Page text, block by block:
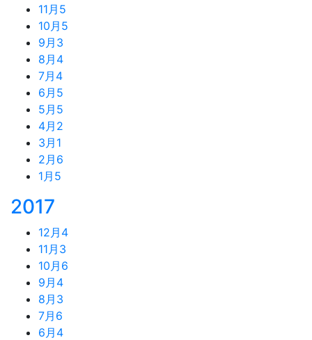
11月 5
10月 5
9月 3
8月 4
7月 4
6月 5
5月 5
4月 2
3月 1
2月 6
1月 5
2017
12月 4
11月 3
10月 6
9月 4
8月 3
7月 6
6月 4